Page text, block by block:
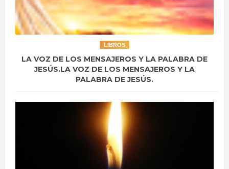
LIBROS
LA VOZ DE LOS MENSAJEROS Y LA PALABRA DE
JESÚS.LA VOZ DE LOS MENSAJEROS Y LA
PALABRA DE JESÚS.